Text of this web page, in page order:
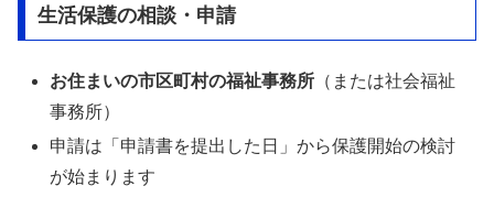
生活保護の相談・申請
お住まいの市区町村の福祉事務所 （または社会福祉
事務所）
申請は「申請書を提出した日」から保護開始の検討
が始まります